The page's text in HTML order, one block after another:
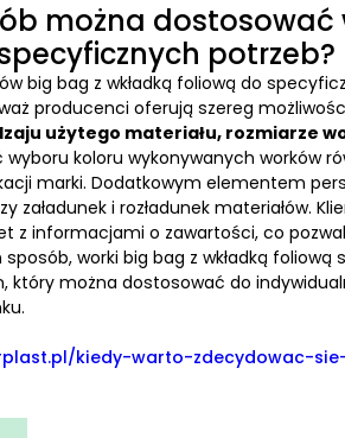
można dostosować
potrzeb?
big bag z wkładką foliową do
producenci oferują szereg
użytego materiału, rozmiarze
wyboru koloru wykonywanych worków
marki. Dodatkowym elementem
załadunek i rozładunek materiałów.
z informacjami o zawartości, co
worki big bag z wkładką
który można dostosować do
kiedy-warto-zdecydowac-